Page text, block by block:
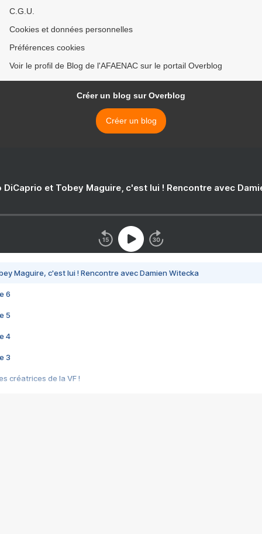
C.G.U.
Cookies et données personnelles
Préférences cookies
Voir le profil de Blog de l'AFAENAC sur le portail Overblog
Créer un blog sur Overblog
Créer un blog
DiCaprio et Tobey Maguire, c'est lui ! Rencontre avec
Maguire, c'est lui ! Rencontre avec Damien Witecka
6
5
4
3
créatrices de la VF !